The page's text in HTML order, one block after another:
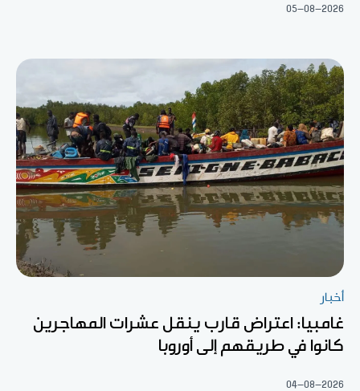
05-08-2026
أخبار
غامبيا: اعتراض قارب ينقل عشرات المهاجرين
كانوا في طريقهم إلى أوروبا
04-08-2026